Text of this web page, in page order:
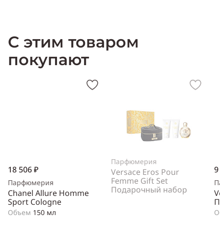
С этим товаром
покупают
18 506 ₽
Парфюмерия
Chanel Allure Homme
Sport Cologne
Объем 150 мл
Парфюмерия
Versace Eros Pour
Femme Gift Set
Подарочный набор